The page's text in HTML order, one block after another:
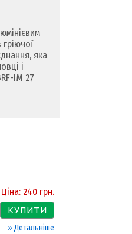
яка
і
IM 27
Ціна: 240 грн.
КУПИТИ
» Детальніше